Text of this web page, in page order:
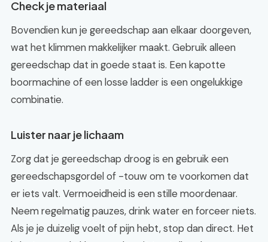
Check je materiaal
Bovendien kun je gereedschap aan elkaar doorgeven,
wat het klimmen makkelijker maakt. Gebruik alleen
gereedschap dat in goede staat is. Een kapotte
boormachine of een losse ladder is een ongelukkige
combinatie.
Luister naar je lichaam
Zorg dat je gereedschap droog is en gebruik een
gereedschapsgordel of -touw om te voorkomen dat
er iets valt. Vermoeidheid is een stille moordenaar.
Neem regelmatig pauzes, drink water en forceer niets.
Als je je duizelig voelt of pijn hebt, stop dan direct. Het